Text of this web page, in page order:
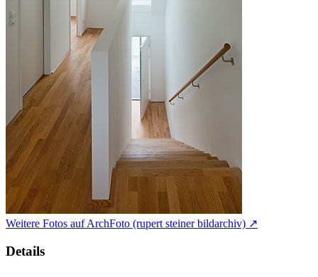
Weitere Fotos auf ArchFoto (rupert steiner bildarchiv) ↗
Details